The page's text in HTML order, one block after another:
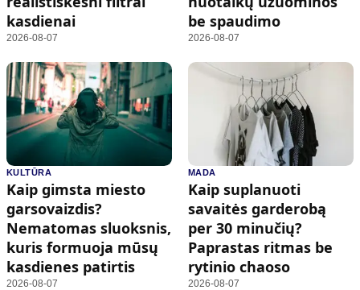
kasdienai
2026-08-07
be spaudimo
2026-08-07
KULTŪRA
Kaip gimsta miesto
garsovaizdis?
Nematomas sluoksnis,
kuris formuoja mūsų
kasdienes patirtis
2026-08-07
MADA
Kaip suplanuoti
savaitės garderobą
per 30 minučių?
Paprastas ritmas be
rytinio chaoso
2026-08-07